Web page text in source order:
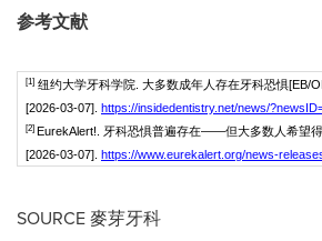
参考文献
[1]纽约大学牙科学院. 大多数成年人存在牙科恐惧[EB/
[2026-03-07]. https://insidedentistry.net/news/
[2] EurekAlert!. 牙科恐惧普遍存在——但大多数人希望
[2026-03-07]. https://www.eurekalert.org/news-
SOURCE 麥芽牙科